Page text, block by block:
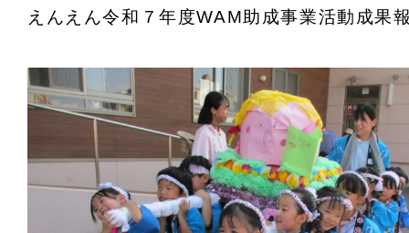
えんえん令和７年度WAM助成事業活動成果